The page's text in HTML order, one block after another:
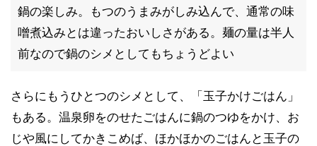
鍋の楽しみ。もつのうまみがしみ込んで、通常の味
噌煮込みとは違ったおいしさがある。麺の量は半人
前なので鍋のシメとしてもちょうどよい
さらにもうひとつのシメとして、「玉子かけごはん」
もある。温泉卵をのせたごはんに鍋のつゆをかけ、お
じや風にしてかきこめば、ほかほかのごはんと玉子の